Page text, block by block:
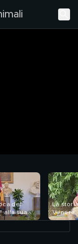
del
alla sua
La
Venere